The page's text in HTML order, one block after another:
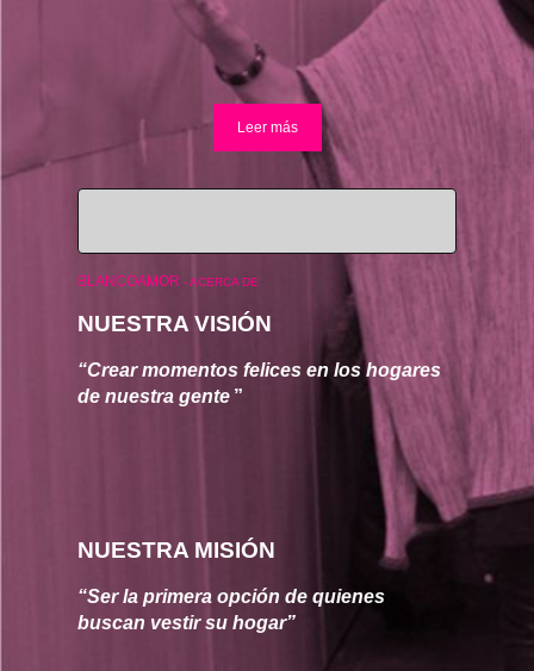
Leer más
BLANCOAMOR -ACERCA DE
NUESTRA VISIÓN
“Crear momentos felices en los hogares
de nuestra gente ”
NUESTRA MISIÓN
“Ser la primera opción de quienes
buscan vestir su hogar”